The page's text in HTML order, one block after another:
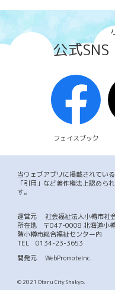
公式
フェイスブック
当ウェブアプリに掲載されてい
「引用」など著作権法上認めら
す。
運営元 社会福祉法人小樽市社
所在地 〒047-0008 北海道小樽
階小樽市総合福祉センター内
TEL0134-23-3653
開発元WebPromoteInc.
© 2021 Otaru City Shakyo.